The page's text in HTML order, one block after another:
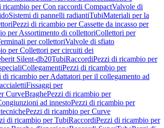
ricambio per Con raccordi CompactValvole di
Sistemi di pannelli radiantiTubiMateriali per la
Pezzi di ricambio per Cassette da incasso per
per Assortimento di collettoriCollettori per
per collettoriValvole di sfiato
per Collettori per circuiti dei
Silent-db20TubiRaccordiPezzi di ricambio per
CollegamentiPezzi di ricambio per
di ricambio per Adattatori per il collegamento ad
Fissaggi per
CurveBraghePezzi di ricambio per
ad innestoPezzi di ricambio per
Pezzi di ricambio per Curve
di ricambio per TubiRaccordiPezzi di ricambio per